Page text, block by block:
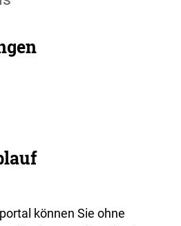
können Sie ohne